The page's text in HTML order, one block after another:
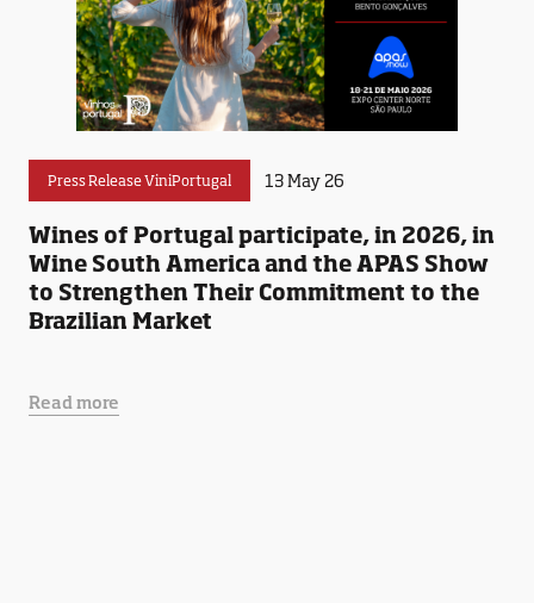
Press Release ViniPortugal 13 May 26
Wines of Portugal participate, in 2026, in
Wine South America and the APAS Show
to Strengthen Their Commitment to the
Brazilian Market
Read more